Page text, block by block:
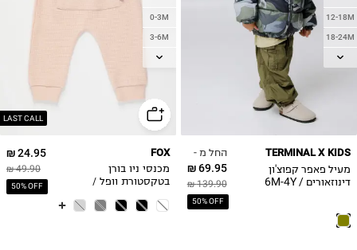
12-18M
18-24M
2Y
החל מ -
69.95 ₪
139.90 ₪
50% OFF
TERMINAL X KIDS
מעיל פאפר קפוצ'ון
דינוזאורים / 6M-4Y
LAST CALL
0-3M
3-6M
6-12M
2Y
24.95 ₪
49.90 ₪
50% OFF
FOX
מכנסי ניו בורן
בטקסטורת וופל /